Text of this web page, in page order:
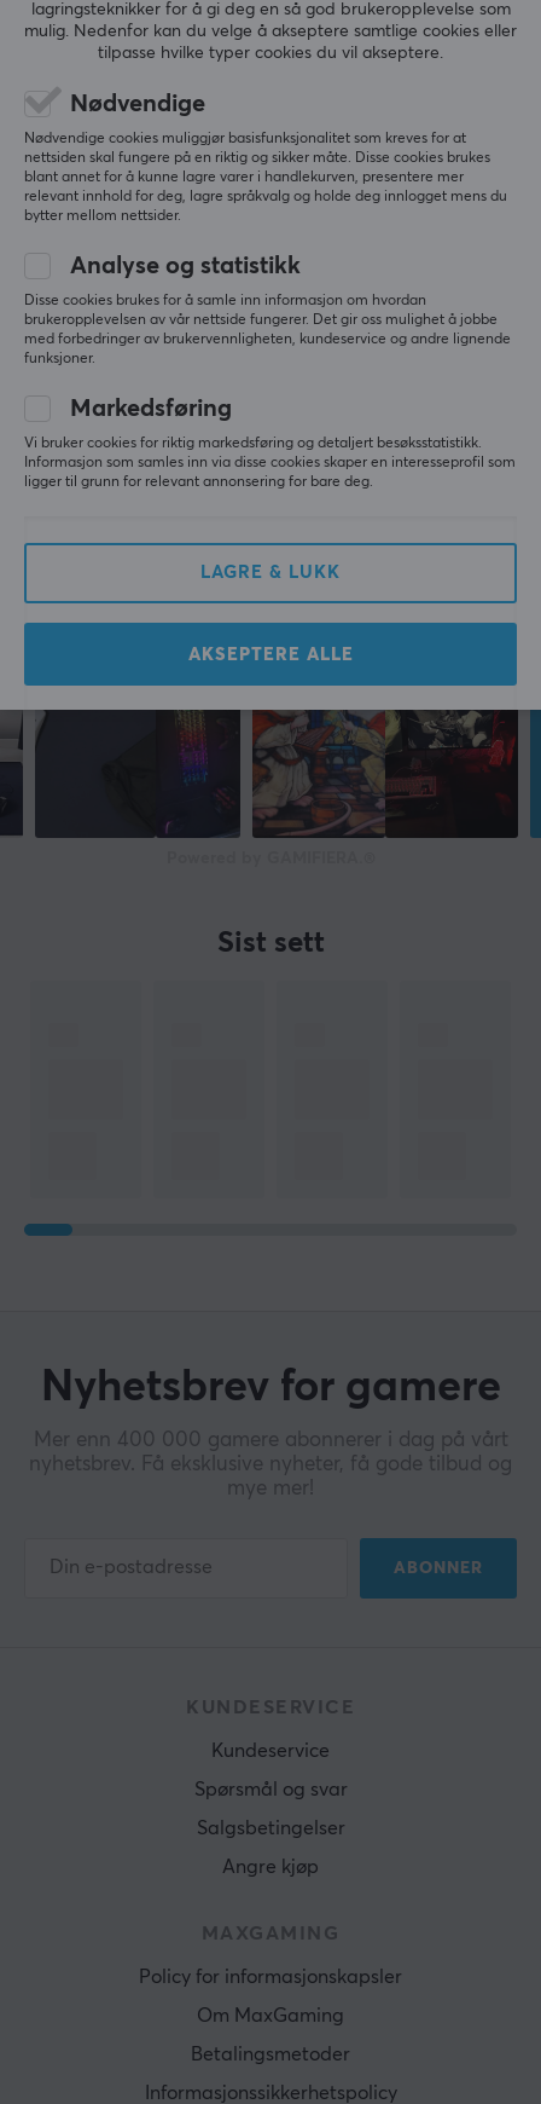
EGENSKAPER
Materiale
Stoff
Sydde kantene
Ja
Trykk
Belysning
No
Håndleddstøtte
Nei
ANMELDELSER (0) SPØRSMÅL OG SVAR (0)
0.0
Basert på 0 vurderinger
0%
4
0%
3
0%
2
0%
SKRIV ANMELDELSE
Mer fra vårt fellesskap
Sist sett
Nyhetsbrev for gamere
Mer enn 400 000 gamere abonnerer i dag på vårt
nyhetsbrev. Få eksklusive nyheter, få gode tilbud og
mye mer!
ABONNER
KUNDESERVICE
Kundeservice
Spørsmål og svar
Salgsbetingelser
Angre kjøp
MAXGAMING
Policy for informasjonskapsler
Om MaxGaming
Betalingsmetoder
Informasjonssikkerhetspolicy
lagringsteknikker for å gi deg en så god brukeropplevelse som
mulig. Nedenfor kan du velge å akseptere samtlige cookies eller
tilpasse hvilke typer cookies du vil akseptere.
Nødvendige
Nødvendige cookies muliggjør basisfunksjonalitet som kreves for at
nettsiden skal fungere på en riktig og sikker måte. Disse cookies brukes
blant annet for å kunne lagre varer i handlekurven, presentere mer
relevant innhold for deg, lagre språkvalg og holde deg innlogget mens du
bytter mellom nettsider.
Analyse og statistikk
Disse cookies brukes for å samle inn informasjon om hvordan
brukeropplevelsen av vår nettside fungerer. Det gir oss mulighet å jobbe
med forbedringer av brukervennligheten, kundeservice og andre lignende
funksjoner.
Markedsføring
Vi bruker cookies for riktig markedsføring og detaljert besøksstatistikk.
Informasjon som samles inn via disse cookies skaper en interesseprofil som
ligger til grunn for relevant annonsering for bare deg.
LAGRE & LUKK
AKSEPTERE ALLE